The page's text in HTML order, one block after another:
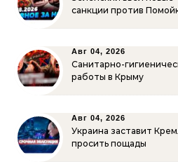
санкции против
Авг 04, 2026
Санитарно-
работы в Крыму
Авг 04, 2026
Украина заставит
просить пощады